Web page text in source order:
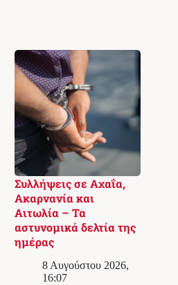
Συλλήψεις σε Αχαΐα,
Ακαρνανία και
Αιτωλία – Τα
αστυνομικά δελτία της
ημέρας
8 Αυγούστου 2026,
16:07